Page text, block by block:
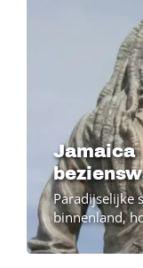
Jamaica
Paradijselijke
binnenland,